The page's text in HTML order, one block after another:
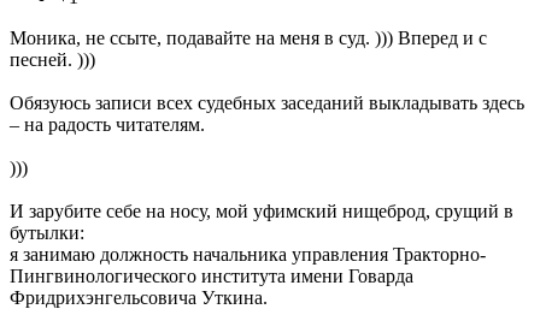
Моника, не ссыте, подавайте на меня в суд. ))) Вперед и с
песней. )))
Обязуюсь записи всех судебных заседаний выкладывать здесь
– на радость читателям.
)))
И зарубите себе на носу, мой уфимский нищеброд, срущий в
бутылки:
я занимаю должность начальника управления Тракторно-
Пингвинологического института имени Говарда
Фридрихэнгельсовича Уткина.